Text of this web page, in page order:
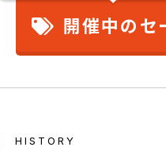
開催中のセ
HISTORY